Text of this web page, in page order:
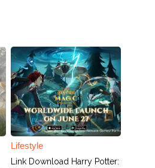
Lifestyle
Link Download Harry Potter: